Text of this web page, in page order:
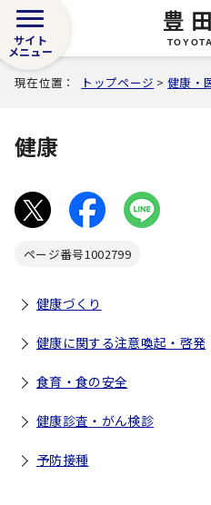
豊
サイト
メニュー
現在位置： トップページ >健康・
健康
ページ番号1002799
健康づくり
健康に関する注意喚起・啓発
食育・食の安全
健康診査・がん検診
予防接種